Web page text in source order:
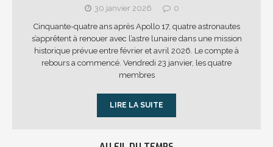
30 janvier 2026
0
Cinquante-quatre ans après Apollo 17, quatre astronautes
s’apprêtent à renouer avec l’astre lunaire dans une mission
historique prévue entre février et avril 2026. Le compte à
rebours a commencé. Vendredi 23 janvier, les quatre
membres
LIRE LA SUITE